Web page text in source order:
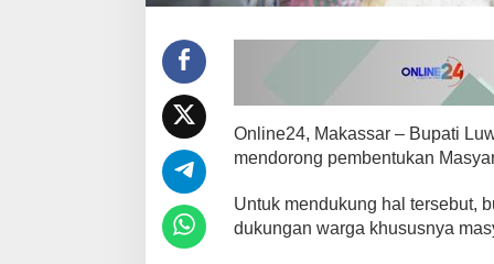
d
t
Online24, Makassar – Bupati
mendorong pembentukan
Untuk mendukung hal tersebut,
dukungan warga khususnya